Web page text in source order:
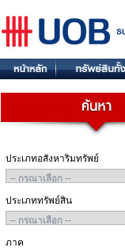
ประเภทอสังหาริมทรัพย์
ประเภททรัพย์สิน
ภาค